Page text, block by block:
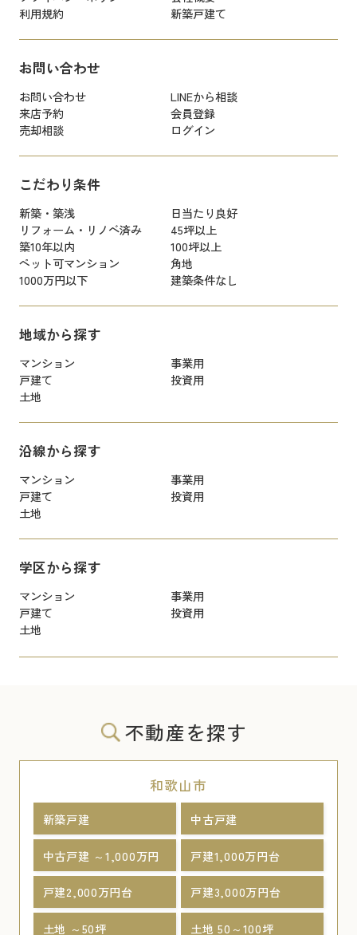
利用規約
新築戸建て
お問い合わせ
お問い合わせ
LINEから相談
来店予約
会員登録
売却相談
ログイン
こだわり条件
新築・築浅
日当たり良好
リフォーム・リノベ済み
45坪以上
築10年以内
100坪以上
ペット可マンション
角地
1000万円以下
建築条件なし
地域から探す
マンション
事業用
戸建て
投資用
土地
沿線から探す
マンション
事業用
戸建て
投資用
土地
学区から探す
マンション
事業用
戸建て
投資用
土地
不動産を探す
和歌山市
新築戸建 中古戸建
中古戸建 ～1,000万円 戸建1,000万円台
戸建2,000万円台 戸建3,000万円台
土地 ～50坪 土地 50～100坪